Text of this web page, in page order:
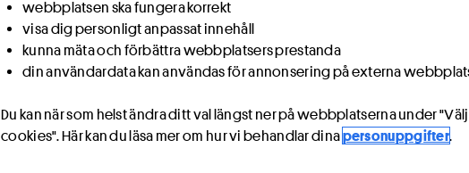
webbplatsen ska fungera korrekt
visa dig personligt anpassat innehåll
kunna mäta och förbättra webbplatsers prestanda
din användardata kan användas för annonsering på externa
Du kan när som helst ändra ditt val längst ner på webbplatserna under
cookies". Här kan du läsa mer om hur vi behandlar dinapersonuppgifter.